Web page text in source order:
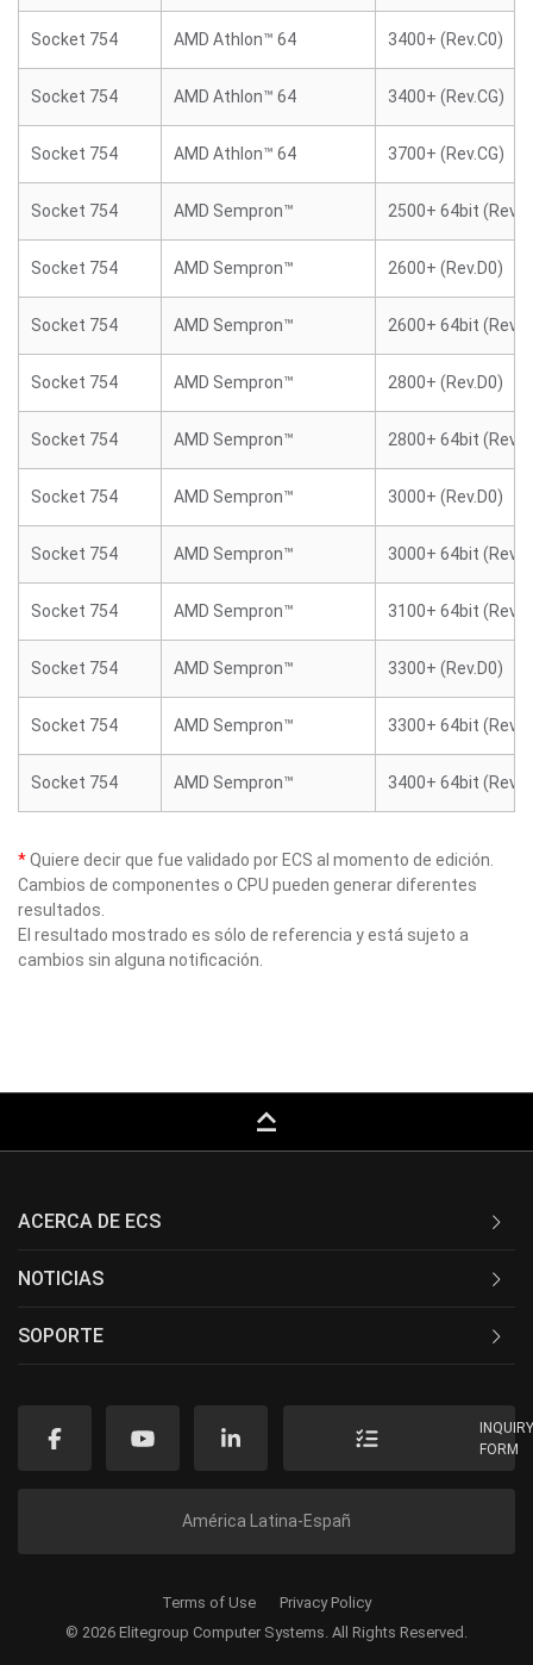
Socket 754 AMD Athlon™ 64 3400+ (Rev.C0)
Socket 754 AMD Athlon™ 64 3400+ (Rev.CG)
Socket 754 AMD Athlon™ 64 3700+ (Rev.CG)
Socket 754 AMD Sempron™ 2500+ 64bit
Socket 754 AMD Sempron™ 2600+ (Rev.D0)
Socket 754 AMD Sempron™ 2600+ 64bit
Socket 754 AMD Sempron™ 2800+ (Rev.D0)
Socket 754 AMD Sempron™ 2800+ 64bit
Socket 754 AMD Sempron™ 3000+ (Rev.D0)
Socket 754 AMD Sempron™ 3000+ 64bit
Socket 754 AMD Sempron™ 3100+ 64bit
Socket 754 AMD Sempron™ 3300+ (Rev.D0)
Socket 754 AMD Sempron™ 3300+ 64bit
Socket 754 AMD Sempron™ 3400+ 64bit
*Quiere decir que fue validado por ECS al momento de edición.
Cambios de componentes o CPU pueden generar diferentes
resultados.
El resultado mostrado es sólo de referencia y está sujeto a
cambios sin alguna notificación.
keyboard_capslock
ACERCA DE ECS
NOTICIAS
SOPORTE
FORM
América Latina-Españ
© 2026 Elitegroup Computer Systems. All Rights Reserved.
Terms of Use Privacy Policy